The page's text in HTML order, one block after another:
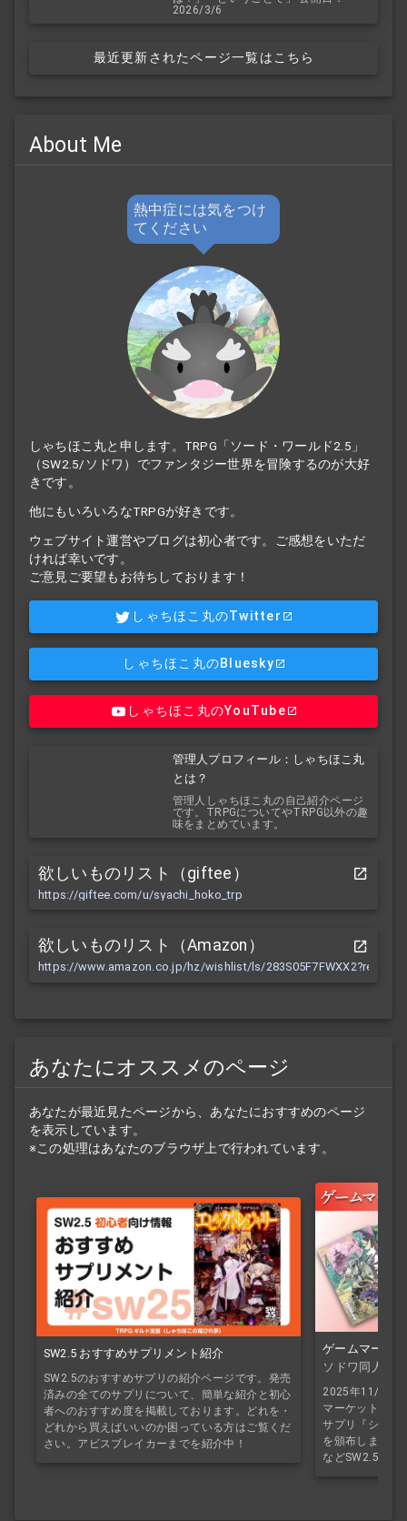
2026/3/6
最近更新されたページ一覧はこちら
About Me
熱中症には気をつけ
てください
しゃちほこ丸と申します。TRPG「ソード・ワールド2.5」
（SW2.5/ソドワ）でファンタジー世界を冒険するのが大好
きです。
他にもいろいろなTRPGが好きです。
ウェブサイト運営やブログは初心者です。ご感想をいただ
ければ幸いです。
ご意見ご要望もお待ちしております！
しゃちほこ丸のTwitter
しゃちほこ丸のBluesky
しゃちほこ丸のYouTube
管理人プロフィール：しゃちほこ丸
とは？
管理人しゃちほこ丸の自己紹介ページ
です。TRPGについてやTRPG以外の趣
味をまとめています。
欲しいものリスト（giftee）
https://giftee.com/u/syachi_hoko_trp
欲しいものリスト（Amazon）
https://www.amazon.co.jp/hz/wishlist/ls/
あなたにオススメのページ
あなたが最近見たページから、あなたにおすすめのページ
を表示しています。
※この処理はあなたのブラウザ上で行われています。
SW2.5 おすすめサプリメント紹介
SW2.5のおすすめサプリの紹介ページです。発売
済みの全てのサプリについて、簡単な紹介と初心
者へのおすすめ度を掲載しております。どれを・
どれから買えばいいのか困っている方はご覧くだ
さい。アビスブレイカーまでを紹介中！
ゲームマーケ
ソドワ同人誌
2025年11/23に
マーケット
サプリ『シナノ
を頒布しました
などSW2.5オリ